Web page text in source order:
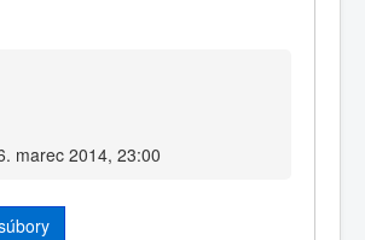
marec 2014, 23:00